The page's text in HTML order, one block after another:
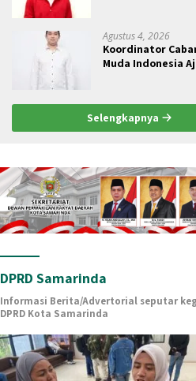
Agustus 4, 2026
Koordinator
Muda Indonesia
Sampah
Selengkapnya
DPRD Samarinda
Informasi Berita/Advertorial seputar
DPRD Kota Samarinda